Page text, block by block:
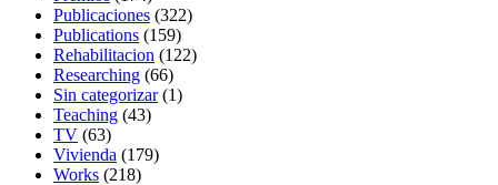
Publicaciones (322)
Publications (159)
Rehabilitacion (122)
Researching (66)
Sin categorizar(1)
Teaching (43)
TV (63)
Vivienda (179)
Works (218)